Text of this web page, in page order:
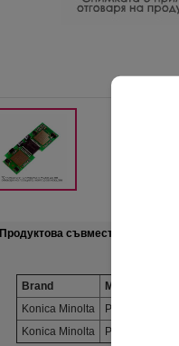
Продуктова съвместимост
Brand Model
Konica Minolta
PagePro 1480
Konica Minolta
PagePro 1490